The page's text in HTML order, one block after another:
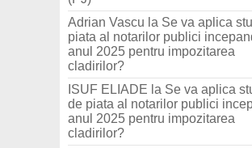
Adrian Vascu la Se va aplica
piata al notarilor publici
anul 2025 pentru impozitarea
cladirilor?
ISUF ELIADE la Se va aplica
de piata al notarilor publici
anul 2025 pentru impozitarea
cladirilor?